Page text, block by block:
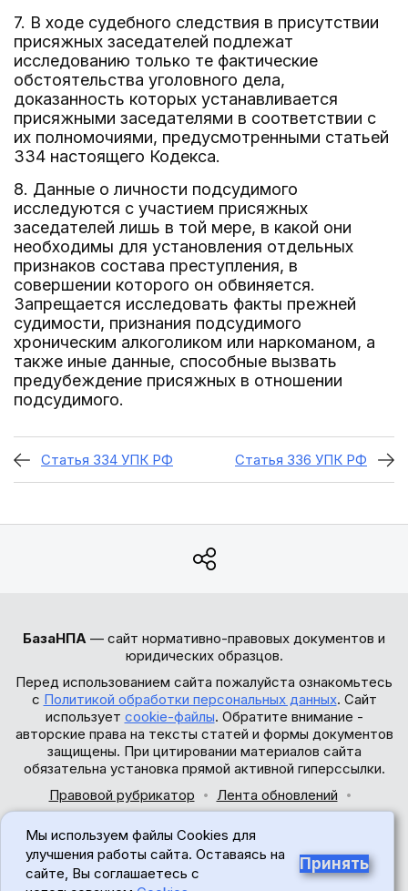
7. В ходе судебного следствия в присутствии
присяжных заседателей подлежат
исследованию только те фактические
обстоятельства уголовного дела,
доказанность которых устанавливается
присяжными заседателями в соответствии с
их полномочиями, предусмотренными статьей
334 настоящего Кодекса.
8. Данные о личности подсудимого
исследуются с участием присяжных
заседателей лишь в той мере, в какой они
необходимы для установления отдельных
признаков состава преступления, в
совершении которого он обвиняется.
Запрещается исследовать факты прежней
судимости, признания подсудимого
хроническим алкоголиком или наркоманом, а
также иные данные, способные вызвать
предубеждение присяжных в отношении
подсудимого.
Статья 334 УПК РФ Статья 336 УПК РФ
БазаНПА — сайт нормативно-правовых документов и
юридических образцов.
Перед использованием сайта пожалуйста ознакомьтесь
с Политикой обработки персональных данных. Сайт
использует cookie-файлы. Обратите внимание -
авторские права на тексты статей и формы документов
защищены. При цитировании материалов сайта
обязательна установка прямой активной гиперссылки.
Правовой рубрикатор
Лента обновлений
© 2017-2026
18+
Мы используем файлы Cookies для
улучшения работы сайта. Оставаясь на
сайте, Вы соглашаетесь с
Принять